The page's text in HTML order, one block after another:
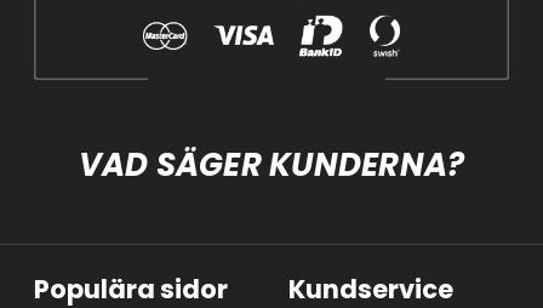
VAD SÄGER KUNDERNA?
Populära sidor Kundservice